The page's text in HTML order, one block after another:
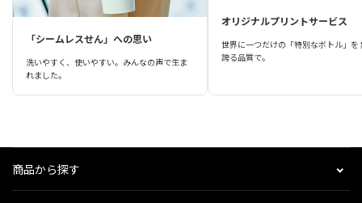
「シームレスせん」への思い
洗いやすく、使いやすい。みんなの声で生ま
れました。
オリジナルプリントサービス
世界に一つだけの「特別なボトル」を
誇る品質で。
商品から探す